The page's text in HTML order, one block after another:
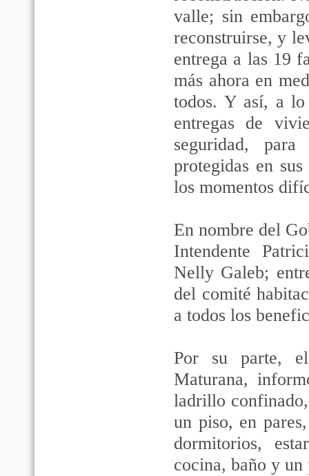
valle; sin
reconstruirse, y
entrega a las 19
más ahora en
todos. Y así, a lo
entregas de
seguridad,
protegidas en
los momentos
En nombre del
Intendente
Nelly Galeb;
del comité
a todos los
Por su parte,
Maturana,
ladrillo
un piso, en
dormitorios,
cocina, baño y